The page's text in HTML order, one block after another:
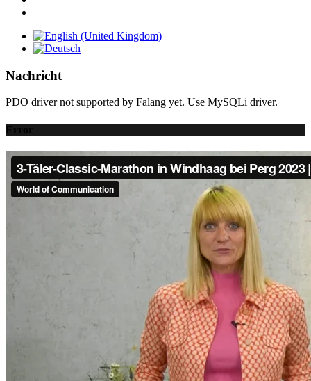
Nachricht
PDO driver not supported by Falang yet. Use MySQLi driver.
Error